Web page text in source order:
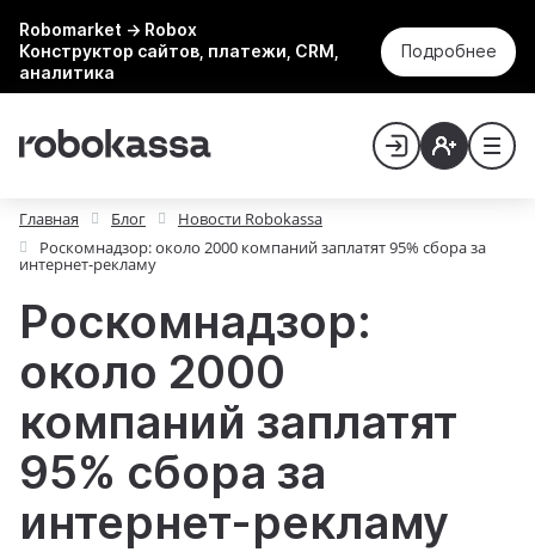
Robomarket → Robox
Конструктор сайтов, платежи, CRM,
аналитика
Подробнее
Главная Блог
Новости Robokassa
Роскомнадзор: около 2000 компаний заплатят 95% сбора за
интернет-рекламу
Роскомнадзор:
около 2000
компаний заплатят
95% сбора за
интернет-рекламу